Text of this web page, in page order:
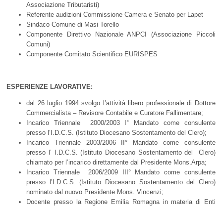
Associazione Tributaristi)
Referente audizioni Commissione Camera e Senato per Lapet
Sindaco Comune di Masi Torello
Componente Direttivo Nazionale ANPCI (Associazione Piccoli
Comuni)
Componente Comitato Scientifico EURISPES
ESPERIENZE LAVORATIVE:
dal 26 luglio 1994 svolgo l’attività libero professionale di Dottore
Commercialista – Revisore Contabile e Curatore Fallimentare;
Incarico Triennale 2000/2003 I° Mandato come consulente
presso l’I.D.C.S. (Istituto Diocesano Sostentamento del Clero);
Incarico Triennale 2003/2006 II° Mandato come consulente
presso l’ I.D.C.S. (Istituto Diocesano Sostentamento del Clero)
chiamato per l’incarico direttamente dal Presidente Mons.Arpa;
Incarico Triennale 2006/2009 III° Mandato come consulente
presso l’I.D.C.S. (Istituto Diocesano Sostentamento del Clero)
nominato dal nuovo Presidente Mons. Vincenzi;
Docente presso la Regione Emilia Romagna in materia di Enti